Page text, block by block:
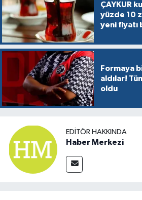
ÇAYKUR
yüzde 10
yeni fiyatı
Formaya
aldılar!
oldu
EDITÖR HAKKINDA
Haber Merkezi